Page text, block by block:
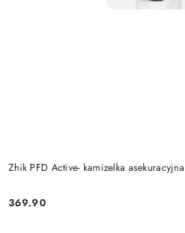
Zhik PFD Active- kamizelka asekuracyjna
Cena:
369.90